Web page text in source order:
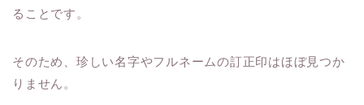
ることです。
そのため、珍しい名字やフルネームの訂正印はほぼ見つか
りません。